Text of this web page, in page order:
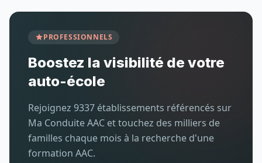
PROFESSIONNELS
Boostez la visibilité de votre
auto-école
Rejoignez 9337 établissements référencés sur
Ma Conduite AAC et touchez des milliers de
familles chaque mois à la recherche d'une
formation AAC.